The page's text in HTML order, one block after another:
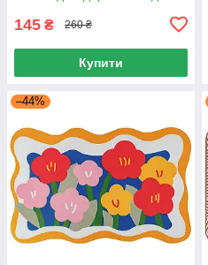
145 ₴ 260 ₴
Купити
–44%